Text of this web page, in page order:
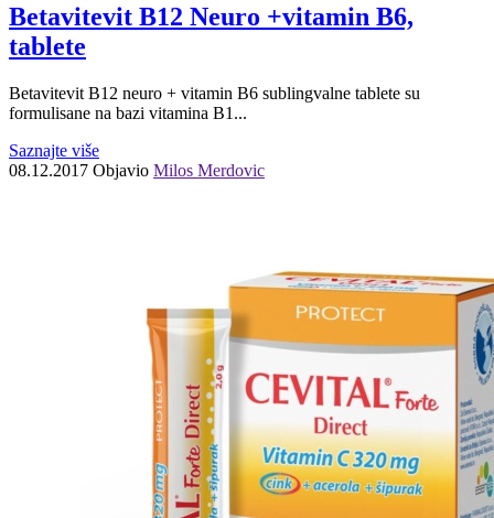
Betavitevit B12 Neuro +vitamin B6,
tablete
Betavitevit B12 neuro + vitamin B6 sublingvalne tablete su
formulisane na bazi vitamina B1...
Saznajte više
08.12.2017 Objavio Milos Merdovic